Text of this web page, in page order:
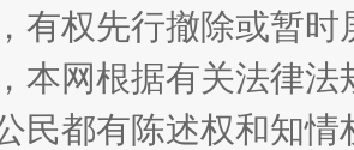
有权先行撤除或暂
本网根据有关法律
民都有陈述权和知情